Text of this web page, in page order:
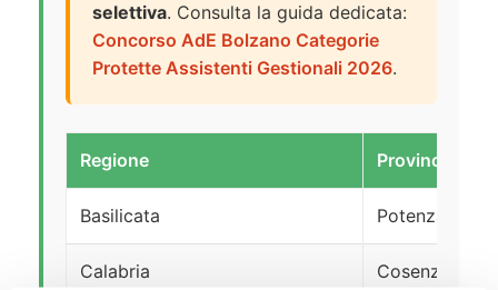
selettiva. Consulta la guida dedicata:
Concorso AdE Bolzano Categorie
Protette Assistenti Gestionali 2026.
Regione Provincia
Basilicata Potenza
Calabria Cosenza